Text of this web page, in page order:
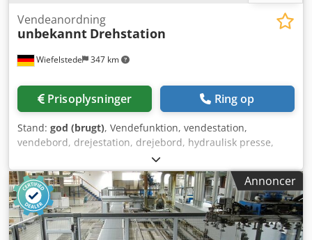
Wiefelstede 347 km
Vendeanordning
unbekannt Drehstation
Prisoplysninger Ring op
Stand: god (brugt), Vendefunktion, vendestation,
vendebord, drejestation, drejebord, hydraulisk presse,
værkstedspresse, oliehydraulisk presse, værksted
hydraulisk presse -uden: hydraulikaggregat (kan leveres
mod merpris) -Vendestation til: rotation af emner Csdod Tg
Dcspfx Alfjha -Indvendig bredde: 1075 mm -Indvendig
højde: 720 mm -Transportmål: 2840/1600/H2300 mm -
Vægt: 969 kg
Annoncer